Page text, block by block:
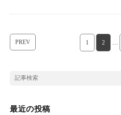
PREV 1 2
最近の投稿